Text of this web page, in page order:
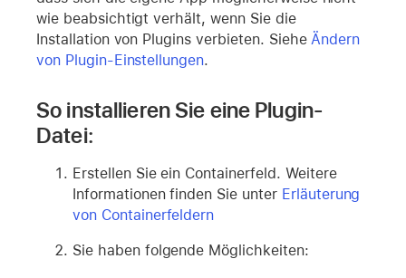
wie beabsichtigt verhält, wenn Sie die
Installation von Plugins verbieten. SieheÄndern
von Plugin-Einstellungen.
So installieren Sie eine Plugin-
Datei:
Erstellen Sie ein Containerfeld. Weitere
Informationen finden Sie unter Erläuterung
von Containerfeldern
Sie haben folgende Möglichkeiten: